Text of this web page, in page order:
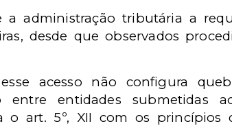
a administração tributária a
desde que observados
acesso não configura
entre entidades submetidas
o art. 5º, XII com os princípios